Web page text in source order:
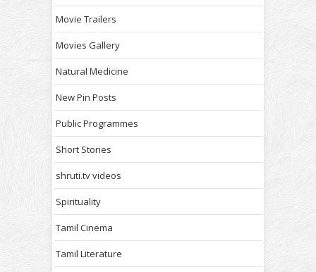
Movie Trailers
Movies Gallery
Natural Medicine
New Pin Posts
Public Programmes
Short Stories
shruti.tv videos
Spirituality
Tamil Cinema
Tamil Literature